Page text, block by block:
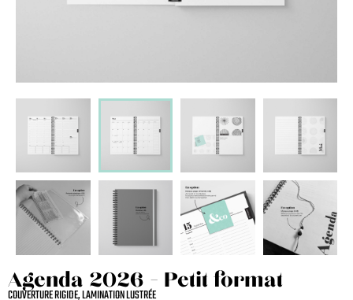
Agenda 2026 - Petit format
COUVERTURE RIGIDE, LAMINATION LUSTRÉE